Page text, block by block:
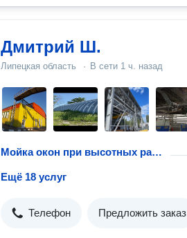
Дмитрий Ш.
Липецкая область · В сети 1 ч. назад
Мойка окон при высотных работах
Ещё 18 услуг
Телефон Предложить заказ